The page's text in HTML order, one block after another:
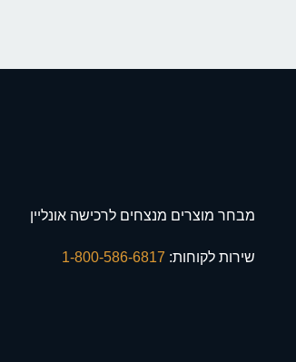
מבחר מוצרים מנצחים לרכישה אונליין
שירות לקוחות: